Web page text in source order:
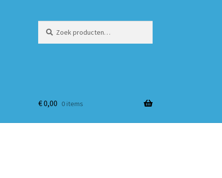
naar:
€0,00 0 items